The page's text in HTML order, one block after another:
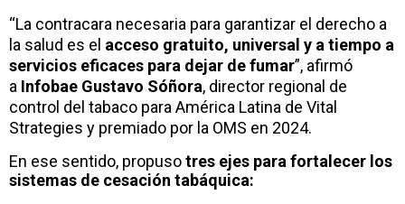
“La contracara necesaria para garantizar el derecho a
la salud es el acceso gratuito, universal y a tiempo a
servicios eficaces para dejar de fumar”, afirmó
a Infobae Gustavo Sóñora, director regional de
control del tabaco para América Latina de Vital
Strategies y premiado por la OMS en 2024.
En ese sentido, propusotres ejes para fortalecer los
sistemas de cesación tabáquica: